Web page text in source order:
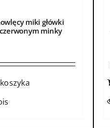
miki główki
minky